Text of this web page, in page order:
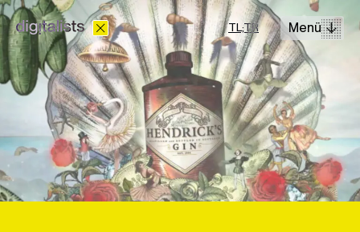
Lösungen
Leistungen
TL;TR Menü